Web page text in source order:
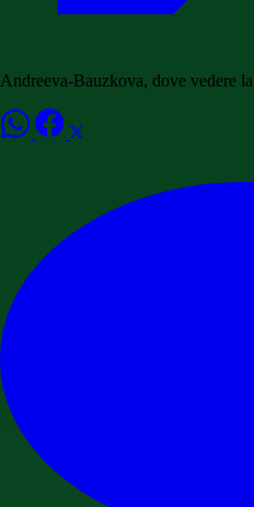
Andreeva-Bauzkova, dove vedere